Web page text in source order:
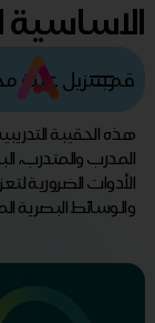
الاساسية
قم بتنزيل عينة
هذه الحقيبة
المدرب والمتدرب،
الأدوات الضرورية
والوسائط البصرية